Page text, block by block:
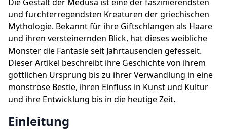
und furchterregendsten Kreaturen der griechischen
Mythologie. Bekannt für ihre Giftschlangen als Haare
und ihren versteinernden Blick, hat dieses weibliche
Monster die Fantasie seit Jahrtausenden gefesselt.
Dieser Artikel beschreibt ihre Geschichte von ihrem
göttlichen Ursprung bis zu ihrer Verwandlung in eine
monströse Bestie, ihren Einfluss in Kunst und Kultur
und ihre Entwicklung bis in die heutige Zeit.
Einleitung